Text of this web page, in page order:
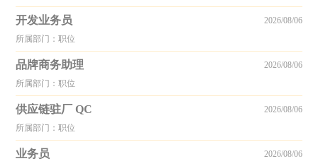
开发业务员
所属部门：职位
2026/08/06
品牌商务助理
所属部门：职位
2026/08/06
供应链驻厂 QC
所属部门：职位
2026/08/06
业务员 2026/08/06